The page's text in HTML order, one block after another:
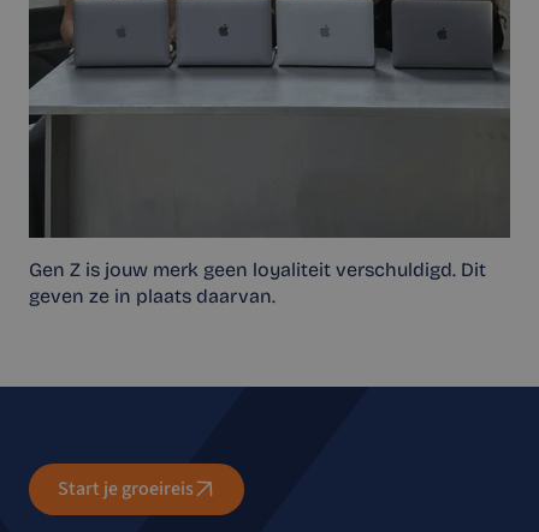
Gen Z is jouw merk geen loyaliteit verschuldigd. Dit
geven ze in plaats daarvan.
Start je groeireis